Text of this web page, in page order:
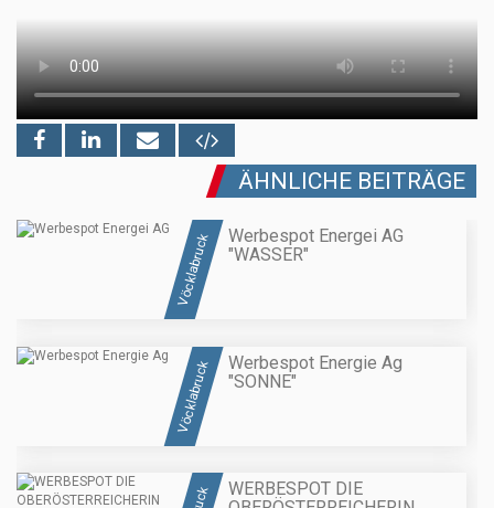
ÄHNLICHE BEITRÄGE
Vöcklabruck
Werbespot Energei AG
"WASSER"
Vöcklabruck
Werbespot Energie Ag
"SONNE"
WERBESPOT DIE